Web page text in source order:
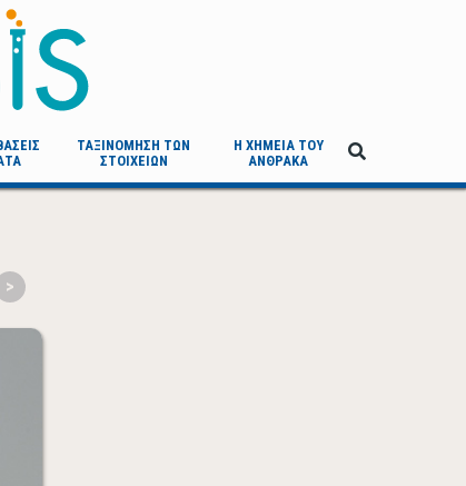
ΤΑΞΙΝΟΜΗΣΗ ΤΩΝ
ΣΤΟΙΧΕΙΩΝ
Η ΧΗΜΕΙΑ ΤΟΥ
ΑΝΘΡΑΚΑ